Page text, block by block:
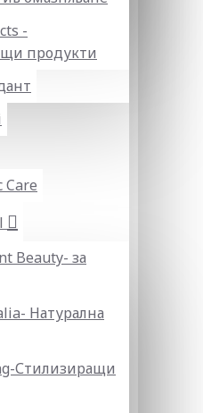
-
продукти
Care
Beauty- за
Натурална
Стилизиращи